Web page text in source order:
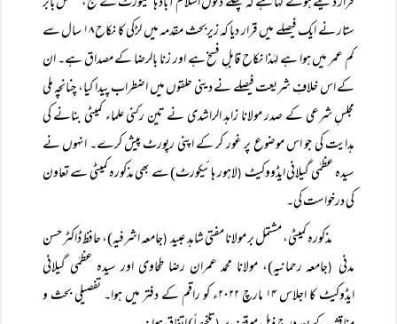
ستار نے ایک فیصلے میں قرار دیا کہ زیربحث مقدمہ میں لڑکی کا نکاح ۱۸ سال سے
کم عمر میں ہوا ہے لہٰذا نکاح قابلِ فسخ ہے اور زنا بالرضا کے مصداق ہے۔ ان
کے اس خلافِ شریعت فیصلے نے دینی حلقوں میں اضطراب پیدا کیا، چنانچہ ملی
مجلسِ شرعی کے صدر مولانا زاہد الراشدی نے تین رکنی علماء کمیٹی بنانے کی
ہدایت کی جو اس موضوع پر غور کر کے اپنی رپورٹ پیش کرے۔ انہوں نے
سیدہ عظمٰی گیلانی ایڈووکیٹ (لاہور ہائیکورٹ) سے بھی مذکورہ کمیٹی سے تعاون
کی درخواست کی۔
مذکورہ کمیٹی، مشتمل بر مولانا مفتی شاہد عبید(جامعہ اشرفیہ)، حافظ ڈاکٹر حسن
مدنی(جامعہ رحمانیہ)، مولانا محمد عمران رضا طحاوی اور سیدہ عظمٰی گیلانی
ایڈوکیٹ کا اجلاس ۱۴ مارچ ۲۰۲۲ء کو راقم کے دفتر میں ہوا۔ تفصیلی بحث و